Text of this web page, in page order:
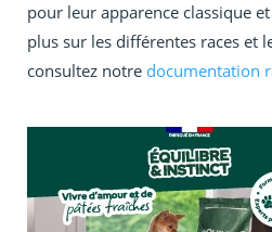
pour leur apparence classique
plus sur les différentes races et
consultez notre documentation